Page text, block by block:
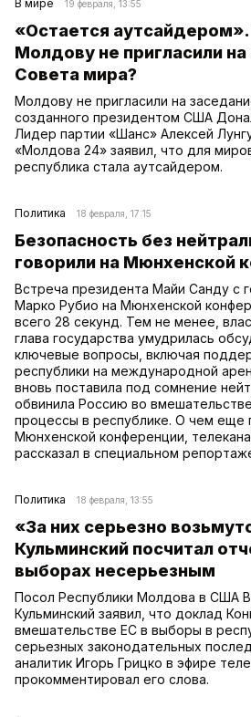
В мире 19 февраля, 13:55
«Остается
Молдову не пригласили
Совета мира?
Молдову не пригласили на
созданного президентом США
Лидер партии «Шанс» Алексей
«Молдова 24» заявил, что для
республика стала аутсайдером.
Политика 18 февраля, 17:15
Безопасность без
говорили на Мюнхенской
Встреча президента Майи Санду с
Марко Рубио на Мюнхенской
всего 28 секунд. Тем не менее,
глава государства умудрилась
ключевые вопросы, включая
республики на международной
вновь поставила под сомнение
обвинила Россию во
процессы в республике. О чем еще
Мюнхенской конференции,
рассказал в специальном
Политика 18 февраля, 13:55
«За них серьезно
Кульминский посчитал
выборах несерьезным
Посол Республики Молдова в США
Кульминский заявил, что доклад
вмешательстве ЕС в выборы в
серьезных законодательных
аналитик Игорь Грицко в эфире
прокомментировал его слова.